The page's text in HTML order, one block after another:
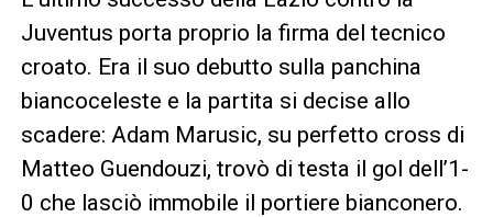
Juventus porta proprio la firma del tecnico
croato. Era il suo debutto sulla panchina
biancoceleste e la partita si decise allo
scadere: Adam Marusic, su perfetto cross di
Matteo Guendouzi, trovò di testa il gol dell’1-
0 che lasciò immobile il portiere bianconero.